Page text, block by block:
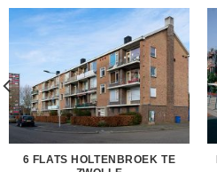
6 FLATS HOLTENBROEK TE